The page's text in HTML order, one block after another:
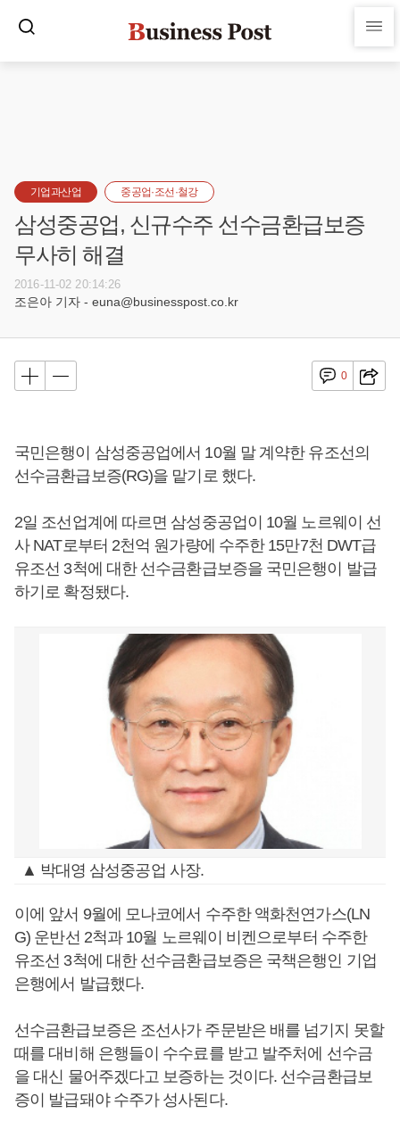
기업과산업 중공업·조선·철강
삼성중공업, 신규수주 선수금환급보증
무사히 해결
2016-11-02 20:14:26
조은아 기자 - euna@businesspost.co.kr
0
국민은행이 삼성중공업에서 10월 말 계약한 유조선의
선수금환급보증(RG)을 맡기로 했다.
2일 조선업계에 따르면 삼성중공업이 10월 노르웨이 선
사 NAT로부터 2천억 원가량에 수주한 15만7천 DWT급
유조선 3척에 대한 선수금환급보증을 국민은행이 발급
하기로 확정됐다.
▲ 박대영 삼성중공업 사장.
이에 앞서 9월에 모나코에서 수주한 액화천연가스(LN
G) 운반선 2척과 10월 노르웨이 비켄으로부터 수주한
유조선 3척에 대한 선수금환급보증은 국책은행인 기업
은행에서 발급했다.
선수금환급보증은 조선사가 주문받은 배를 넘기지 못할
때를 대비해 은행들이 수수료를 받고 발주처에 선수금
을 대신 물어주겠다고 보증하는 것이다. 선수금환급보
증이 발급돼야 수주가 성사된다.